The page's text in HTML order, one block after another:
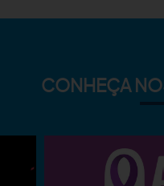
CONHEÇA